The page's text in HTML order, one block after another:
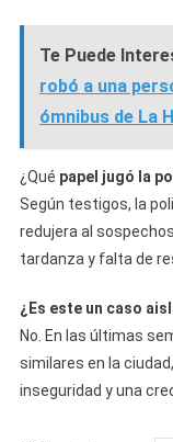
Te Puede
robó a una
ómnibus de La
¿Qué papel jugó la
Según testigos, la
redujera al
tardanza y falta de
¿Es este un caso
No. En las últimas
similares en la
inseguridad y una